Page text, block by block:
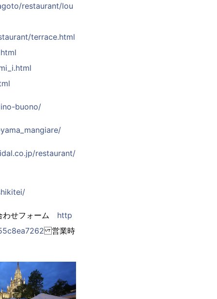
restaurant/lou
terrace.html
buono/
restaurant/
わせフォーム http
営業時